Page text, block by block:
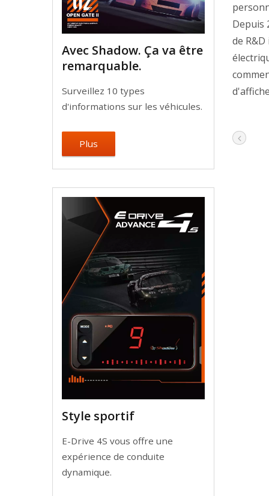
Avec Shadow. Ça va être
remarquable.
Surveillez 10 types
d'informations sur les véhicules.
Plus
Style sportif
E-Drive 4S vous offre une
expérience de conduite
dynamique.
Depuis
de